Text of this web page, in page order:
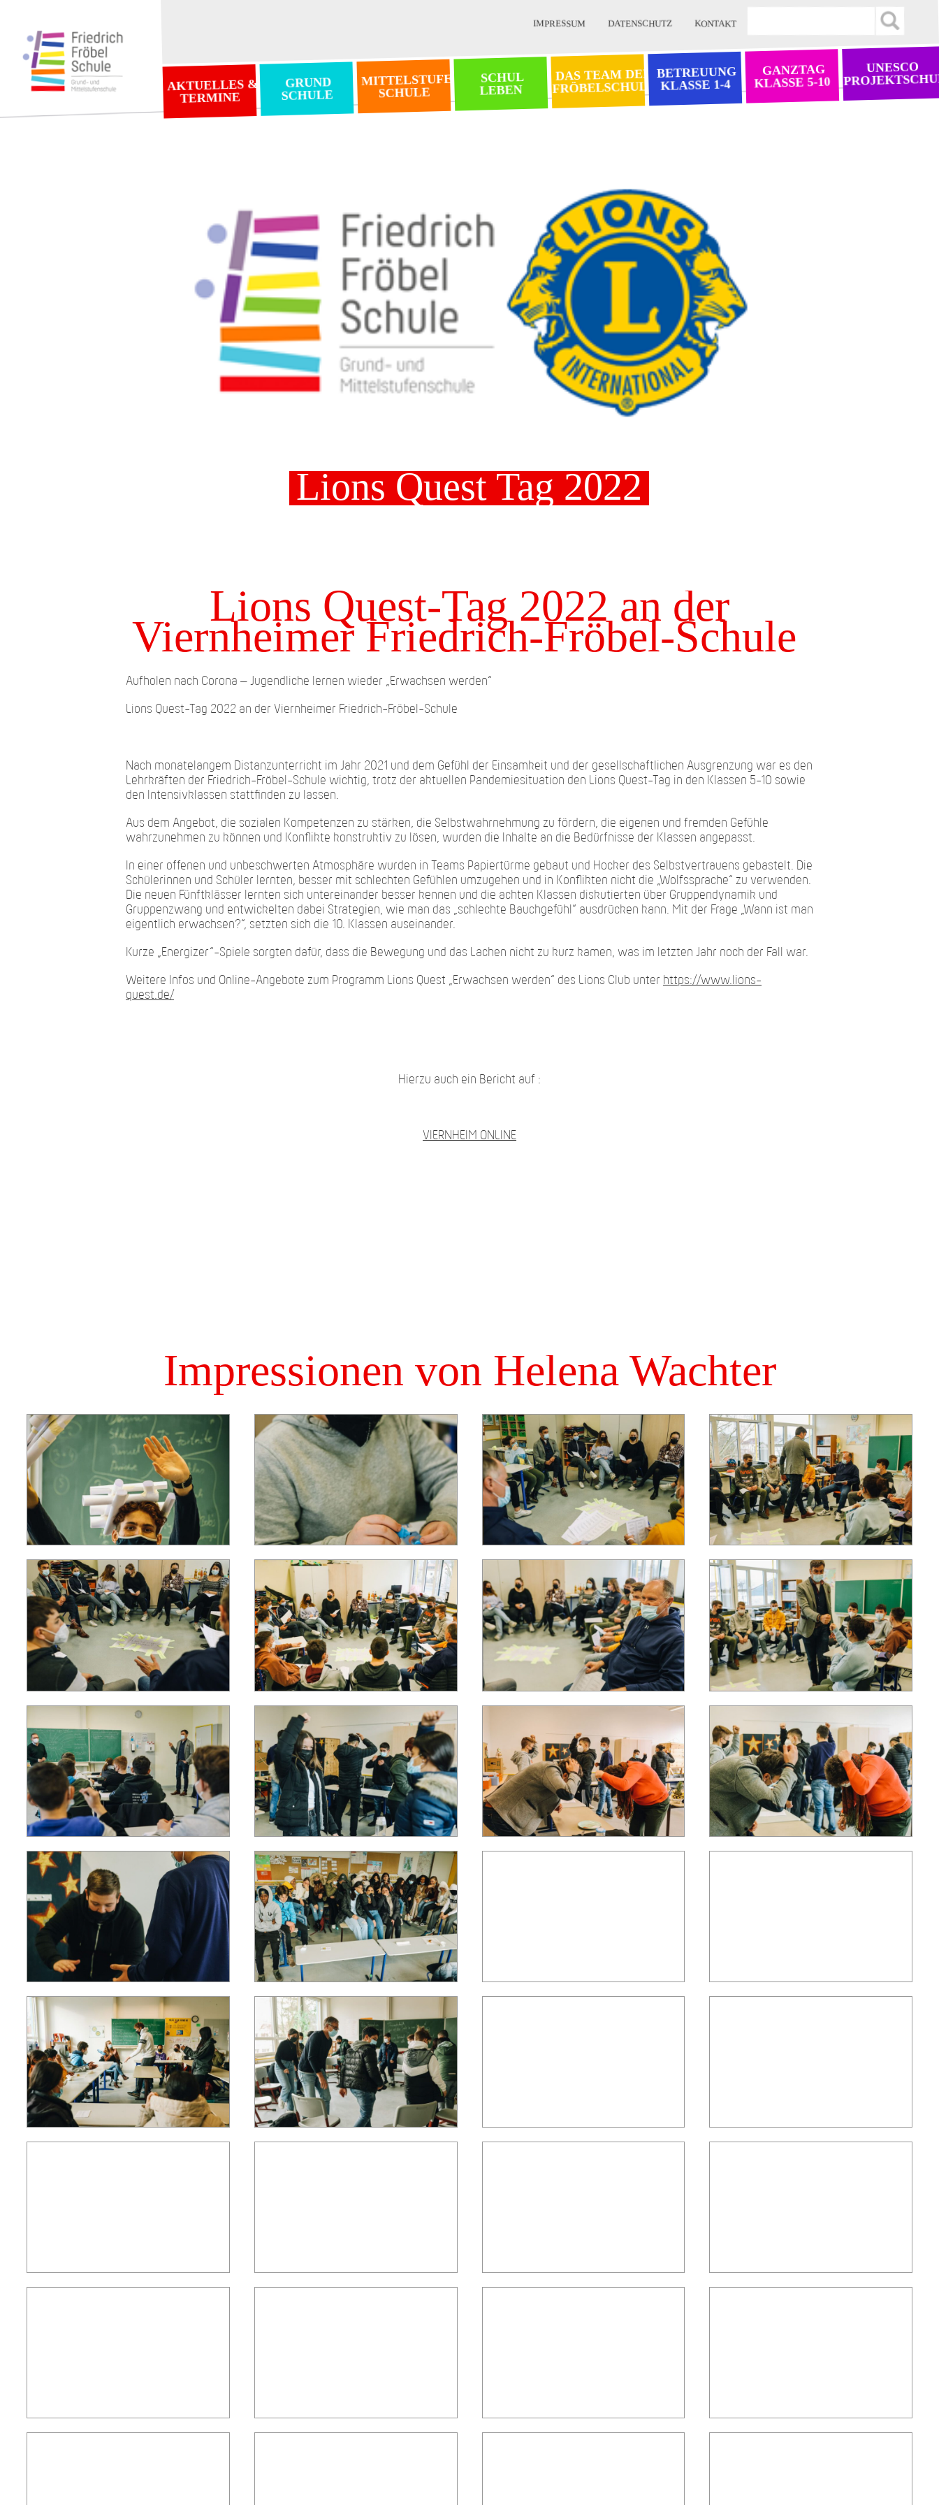
IMPRESSUM DATENSCHUTZ KONTAKT
AKTUELLES &
TERMINE
GRUND
SCHULE
MITTELSTUFEN
SCHULE
SCHUL
LEBEN
DAS TEAM DER
FRÖBELSCHULE
BETREUUNG
KLASSE 1-4
GANZTAG
KLASSE 5-10
UNESCO
Lions Quest Tag 2022
Lions Quest-Tag 2022 an der
Viernheimer Friedrich-Fröbel-Schule
Aufholen nach Corona – Jugendliche lernen wieder „Erwachsen werden“
Lions Quest-Tag 2022 an der Viernheimer Friedrich-Fröbel-Schule
Nach monatelangem Distanzunterricht im Jahr 2021 und dem Gefühl der Einsamkeit und der gesellschaftlichen Ausgrenzung war es den
Lehrkräften der Friedrich-Fröbel-Schule wichtig, trotz der aktuellen Pandemiesituation den Lions Quest-Tag in den Klassen 5-10 sowie
den Intensivklassen stattfinden zu lassen.
Aus dem Angebot, die sozialen Kompetenzen zu stärken, die Selbstwahrnehmung zu fördern, die eigenen und fremden Gefühle
wahrzunehmen zu können und Konflikte konstruktiv zu lösen, wurden die Inhalte an die Bedürfnisse der Klassen angepasst.
In einer offenen und unbeschwerten Atmosphäre wurden in Teams Papiertürme gebaut und Hocker des Selbstvertrauens gebastelt. Die
Schülerinnen und Schüler lernten, besser mit schlechten Gefühlen umzugehen und in Konflikten nicht die „Wolfssprache“ zu verwenden.
Die neuen Fünftklässer lernten sich untereinander besser kennen und die achten Klassen diskutierten über Gruppendynamik und
Gruppenzwang und entwickelten dabei Strategien, wie man das „schlechte Bauchgefühl“ ausdrücken kann. Mit der Frage „Wann ist man
eigentlich erwachsen?“, setzten sich die 10. Klassen auseinander.
Kurze „Energizer“-Spiele sorgten dafür, dass die Bewegung und das Lachen nicht zu kurz kamen, was im letzten Jahr noch der Fall war.
Weitere Infos und Online-Angebote zum Programm Lions Quest „Erwachsen werden“ des Lions Club unter https://www.lions-
quest.de/
Hierzu auch ein Bericht auf :
VIERNHEIM ONLINE
Impressionen von Helena Wachter